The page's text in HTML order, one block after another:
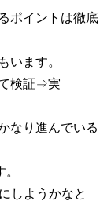
ポイントは徹底
います。
検証⇒実
なり進んでいる
しようかなと